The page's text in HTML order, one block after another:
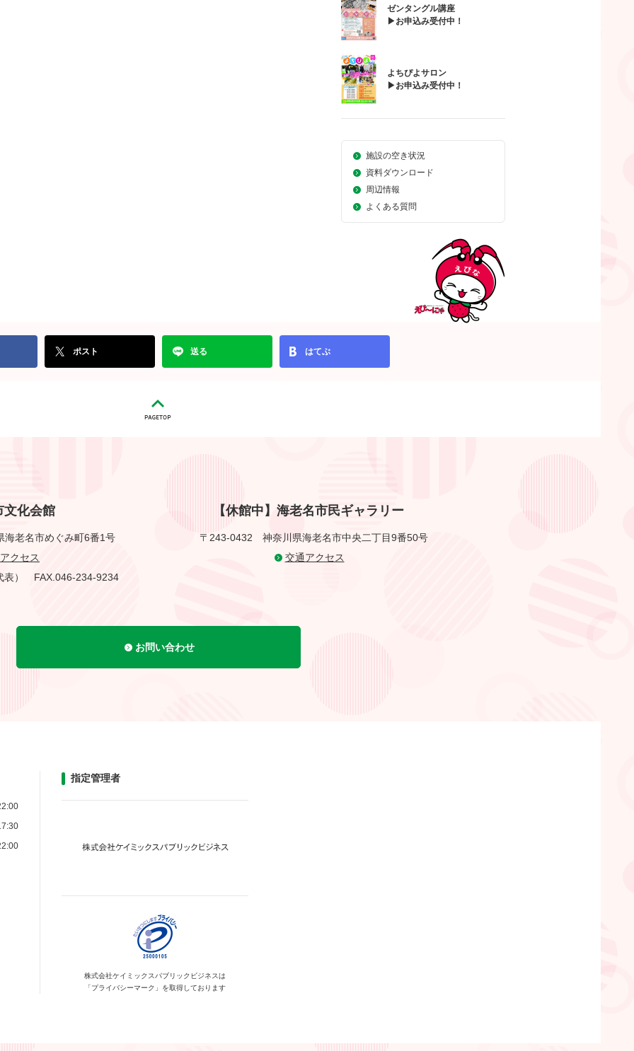
ゼンタングル講座
▶お申込み受付中！
よちぴよサロン
▶お申込み受付中！
施設の空き状況
資料ダウンロード
周辺情報
よくある質問
ポスト 送る はてぶ
文化会館
海老名市めぐみ町6番1号
クセス
表） FAX.046-234-9234
【休館中】海老名市民ギャラリー
〒243-0432 神奈川県海老名市中央二丁目9番50号
交通アクセス
お問い合わせ
指定管理者
株式会社ケイミックス パブリックビジネスは
「プライバシーマーク」を取得しております